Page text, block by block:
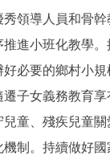
領導人員和骨
進小班化教學
必要的鄉村小
子女義務教育
童、殘疾兒童關
制。持續做好